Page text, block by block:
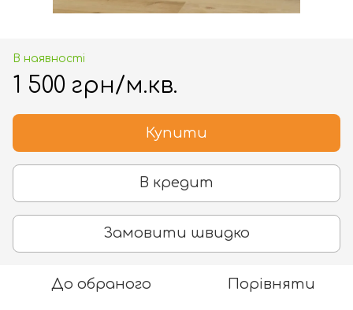
В наявності
1 500 грн/м.кв.
Купити
В кредит
Замовити швидко
До обраного Порівняти